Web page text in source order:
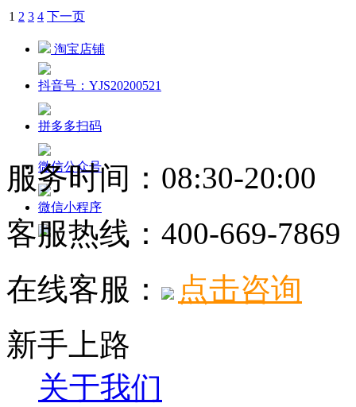
1 2 3 4 下一页
淘宝店铺
抖音号：YJS20200521
拼多多扫码
微信公众号
微信小程序
服务时间：08:30-20:00
客服热线： 400-669-7869
在线客服：
点击咨询
新手上路
关于我们